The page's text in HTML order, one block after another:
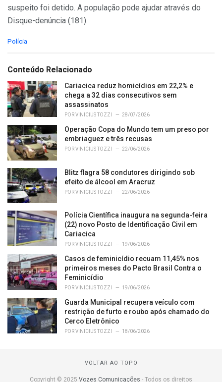
suspeito foi detido. A população pode ajudar através do
Disque-denúncia (181).
C
e
o
r
i
e
:
Polícia
Conteúdo Relacionado
Cariacica reduz homicídios em 22,2% e
chega a 32 dias consecutivos sem
assassinatos
PORVINICIUS TOZZI 28/07/2026
Operação Copa do Mundo tem um preso por
embriaguez e três recusas
PORVINICIUS TOZZI 22/06/2026
Blitz flagra 58 condutores dirigindo sob
efeito de álcool em Aracruz
PORVINICIUS TOZZI 22/06/2026
Polícia Científica inaugura na segunda-feira
(22) novo Posto de Identificação Civil em
Cariacica
PORVINICIUS TOZZI 19/06/2026
Casos de feminicídio recuam 11,45% nos
primeiros meses do Pacto Brasil Contra o
Feminicídio
PORVINICIUS TOZZI 19/06/2026
Guarda Municipal recupera veículo com
restrição de furto e roubo após chamado do
Cerco Eletrônico
PORVINICIUS TOZZI 18/06/2026
VOLTAR AO TOPO
Copyright © 2025 Vozes Comunicações - Todos os direitos